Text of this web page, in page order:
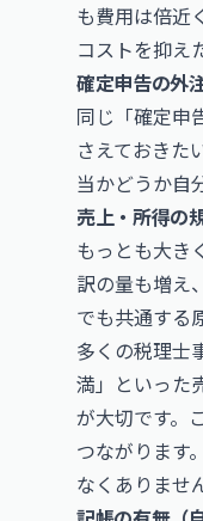
も費用は倍近
コストを抑え
確定申告の外
同じ「確定申
さえておきた
当かどうか自
売上・所得の
もっとも大き
訳の量も増え
でも共通する
多くの税理士
満」といった
が大切です。
つながります
なくありませ